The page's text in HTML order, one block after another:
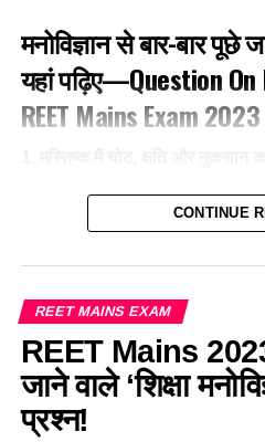
(a) समझ
(b) प्रयोग
नहीं है ?
(a) संज्ञानात्मक
(b) भावात्मक
मनोविज्ञान से बार-बार पूछे
यहां पढ़िए—Question
REET Mains Exam 2023
(3) डिस्फेजिया
(4) डिस्प्रेक्सिया
Ans- 3
CONTINUE
REET MAINS EXAM
REET Mains
जाने वाले ‘शिक्षा
प्रश्न!